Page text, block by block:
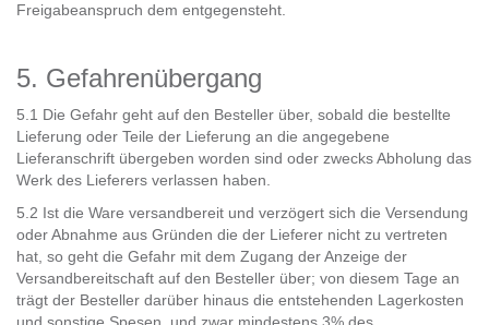
Freigabeanspruch dem entgegensteht.
5. Gefahrenübergang
5.1 Die Gefahr geht auf den Besteller über, sobald die bestellte
Lieferung oder Teile der Lieferung an die angegebene
Lieferanschrift übergeben worden sind oder zwecks Abholung das
Werk des Lieferers verlassen haben.
5.2 Ist die Ware versandbereit und verzögert sich die Versendung
oder Abnahme aus Gründen die der Lieferer nicht zu vertreten
hat, so geht die Gefahr mit dem Zugang der Anzeige der
Versandbereitschaft auf den Besteller über; von diesem Tage an
trägt der Besteller darüber hinaus die entstehenden Lagerkosten